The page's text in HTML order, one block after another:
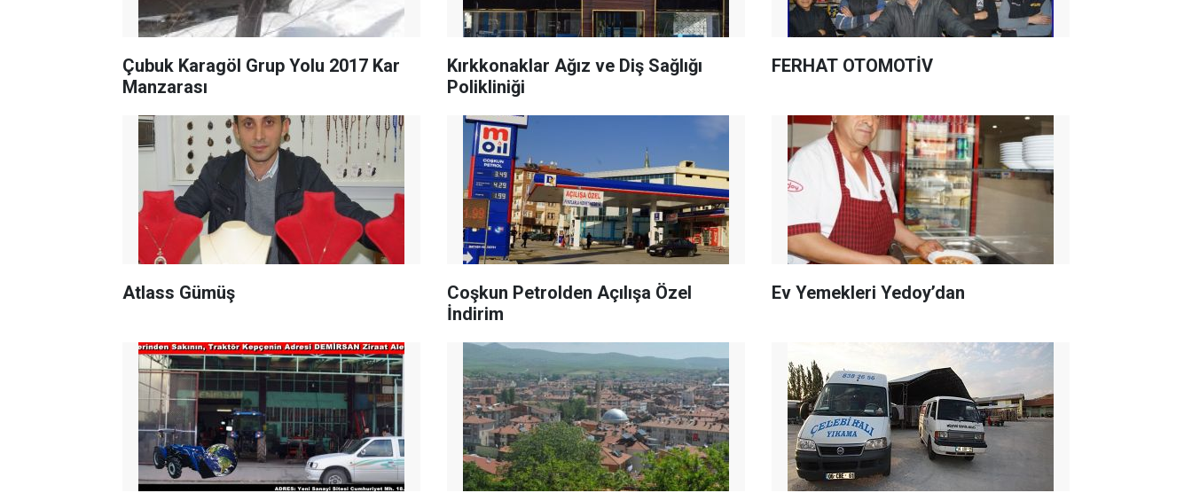
Çubuk Karagöl Grup Yolu 2017 Kar
Manzarası
Kırkkonaklar Ağız ve Diş Sağlığı
Polikliniği
FERHAT OTOMOTİV
Atlass Gümüş
Coşkun Petrolden Açılışa Özel
İndirim
Ev Yemekleri Yedoy’dan